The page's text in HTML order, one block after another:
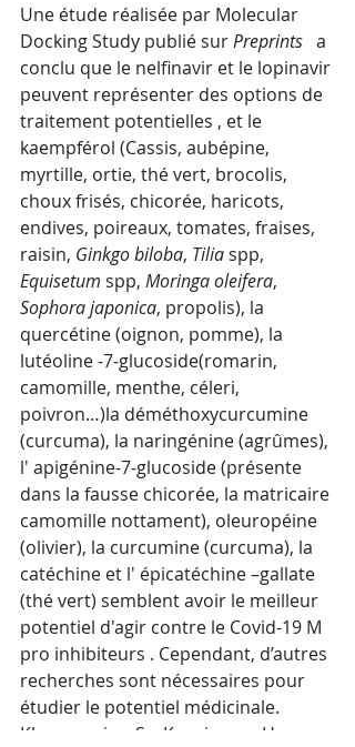
Une étude réalisée par Molecular
Docking Study publié sur Preprints a
conclu que le nelfinavir et le lopinavir
peuvent représenter des options de
traitement potentielles , et le
kaempférol (Cassis, aubépine,
myrtille, ortie, thé vert, brocolis,
choux frisés, chicorée, haricots,
endives, poireaux, tomates, fraises,
raisin, Ginkgo biloba, Tilia spp,
Equisetum spp, Moringa oleifera,
Sophora japonica, propolis), la
quercétine (oignon, pomme), la
lutéoline -7-glucoside(romarin,
camomille, menthe, céleri,
poivron…)la déméthoxycurcumine
(curcuma), la naringénine (agrûmes),
l' apigénine-7-glucoside (présente
dans la fausse chicorée, la matricaire
camomille nottament), oleuropéine
(olivier), la curcumine (curcuma), la
catéchine et l' épicatéchine –gallate
(thé vert) semblent avoir le meilleur
potentiel d'agir contre le Covid-19 M
pro inhibiteurs . Cependant, d’autres
recherches sont nécessaires pour
étudier le potentiel médicinale.
Khaerunnisa, S .; Kurniawan, H .;